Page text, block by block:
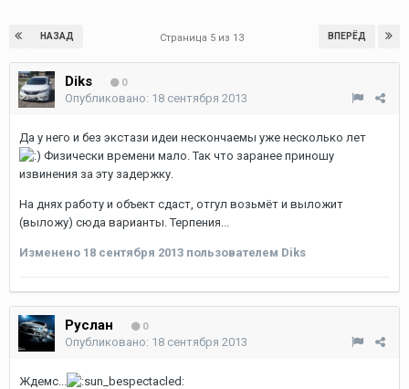
НАЗАД ВПЕРЁД
Страница 5 из 13
Diks 0
Опубликовано: 18 сентября 2013
Да у него и без экстази идеи нескончаемы уже несколько лет
Физически времени мало. Так что заранее приношу
извинения за эту задержку.
На днях работу и объект сдаст, отгул возьмёт и выложит
(выложу) сюда варианты. Терпения...
Изменено 18 сентября 2013 пользователем Diks
Руслан 0
Опубликовано: 18 сентября 2013
Ждемс...